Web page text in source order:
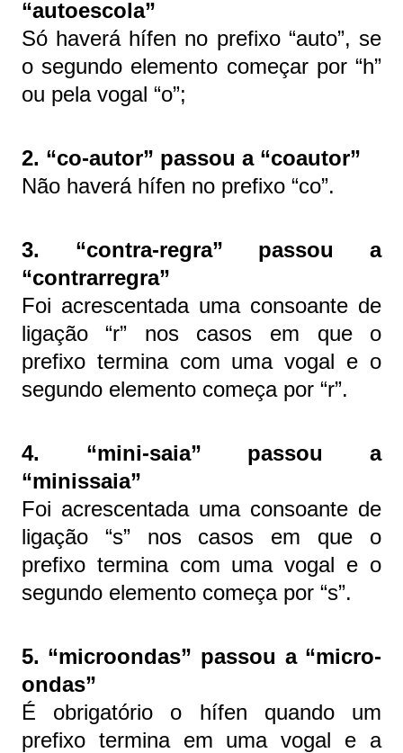
“autoescola”
Só haverá hífen no prefixo “auto”, se
o segundo elemento começar por “h”
ou pela vogal “o”;
2. “co-autor” passou a “coautor”
Não haverá hífen no prefixo “co”.
3. “contra-regra” passou a
“contrarregra”
Foi acrescentada uma consoante de
ligação “r” nos casos em que o
prefixo termina com uma vogal e o
segundo elemento começa por “r”.
4. “mini-saia” passou a
“minissaia”
Foi acrescentada uma consoante de
ligação “s” nos casos em que o
prefixo termina com uma vogal e o
segundo elemento começa por “s”.
5. “microondas” passou a “micro-
ondas”
É obrigatório o hífen quando um
prefixo termina em uma vogal e a